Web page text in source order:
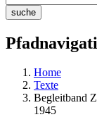
Home
Texte
Begleitband
1945